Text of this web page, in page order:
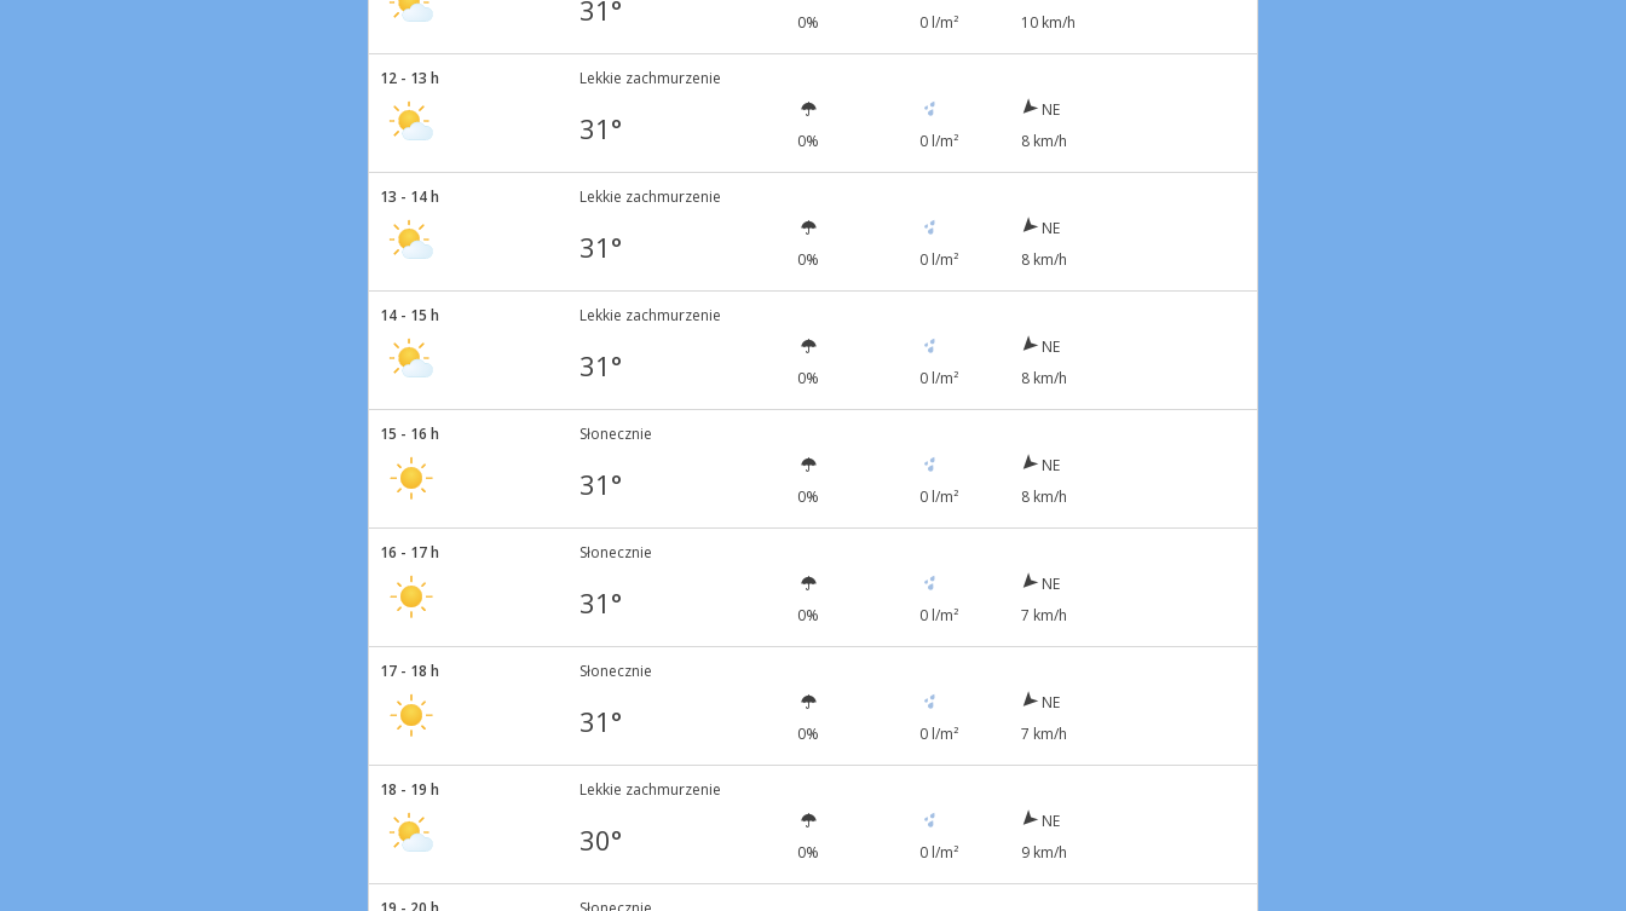
31° 0% 0 l/m²
10 km/h
12 - 13 h Lekkie zachmurzenie
31° 0% 0 l/m²
NE
8 km/h
13 - 14 h Lekkie zachmurzenie
31° 0% 0 l/m²
NE
8 km/h
14 - 15 h Lekkie zachmurzenie
31° 0% 0 l/m²
NE
8 km/h
15 - 16 h Słonecznie
31° 0% 0 l/m²
NE
8 km/h
16 - 17 h Słonecznie
31° 0% 0 l/m²
NE
7 km/h
17 - 18 h Słonecznie
31° 0% 0 l/m²
NE
7 km/h
18 - 19 h Lekkie zachmurzenie
30° 0% 0 l/m²
NE
9 km/h